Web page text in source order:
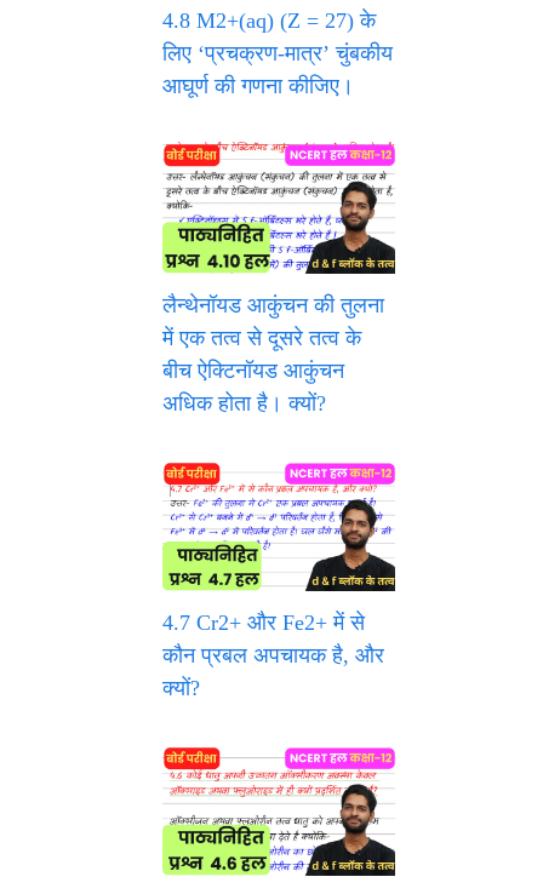
4.8 M2+(aq) (Z = 27) के
लिए ‘प्रचक्रण-मात्र’ चुंबकीय
आघूर्ण की गणना कीजिए।
लैन्थेनॉयड आकुंचन की तुलना
में एक तत्व से दूसरे तत्व के
बीच ऐक्टिनॉयड आकुंचन
अधिक होता है। क्यों?
4.7 Cr2+ और Fe2+ में से
कौन प्रबल अपचायक है, और
क्यों?